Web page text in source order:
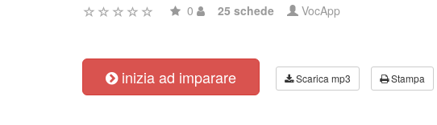
0 25 schede VocApp
inizia ad imparare Scarica mp3 Stampa